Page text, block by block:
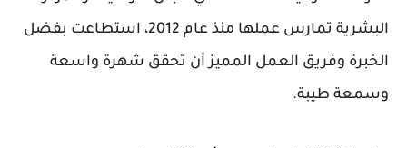
البشرية تمارس عملها منذ عام 2012، استطاعت بفضل
الخبرة وفريق العمل المميز أن تحقق شهرة واسعة
وسمعة طيبة.